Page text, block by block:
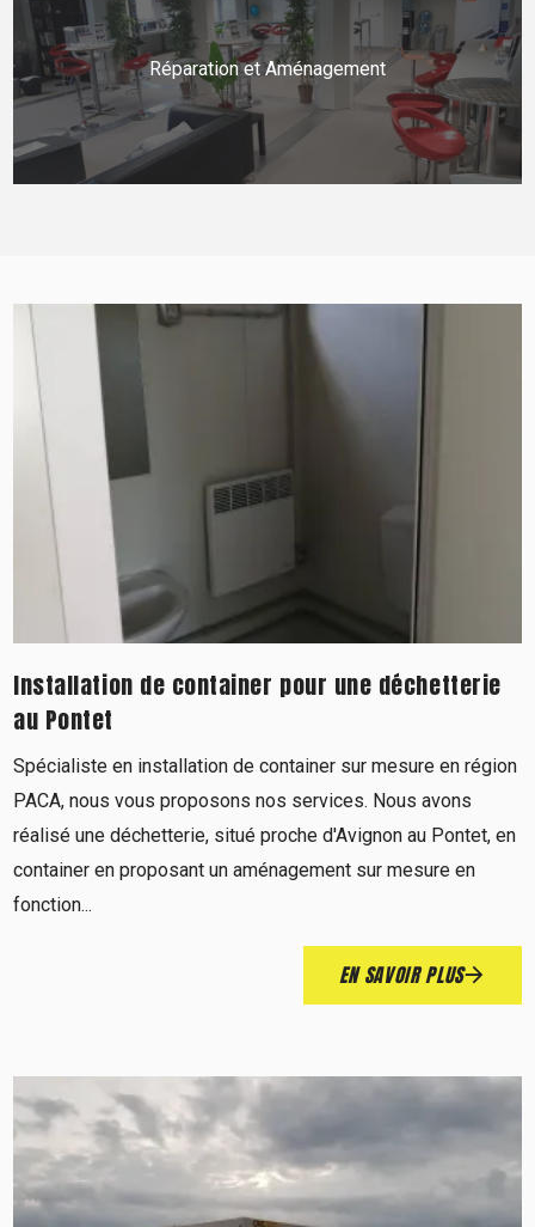
Réparation et Aménagement
Installation de container pour une déchetterie
au Pontet
Spécialiste en installation de container sur mesure en région
PACA, nous vous proposons nos services. Nous avons
réalisé une déchetterie, situé proche d'Avignon au Pontet, en
container en proposant un aménagement sur mesure en
fonction...
EN SAVOIR PLUS